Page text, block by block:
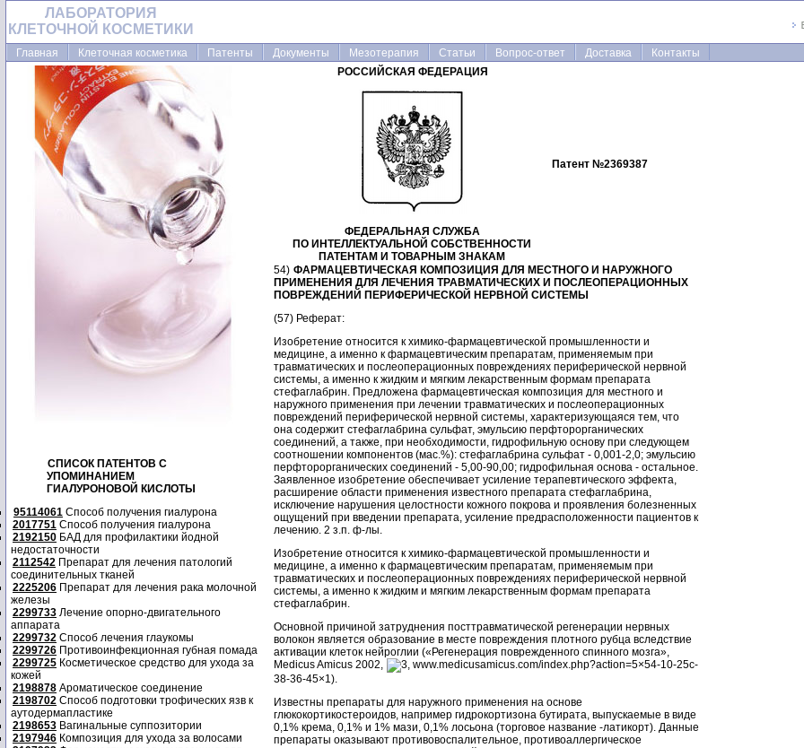
ЛАБОРАТОРИЯ
КЛЕТОЧНОЙ КОСМЕТИКИ
Главная Клеточная косметика Патенты Документы Мезотерапия Статьи Вопрос-ответ Доставка Контакты
СПИСОК ПАТЕНТОВ С
УПОМИНАНИЕМ
ГИАЛУРОНОВОЙ КИСЛОТЫ
95114061 Способ получения гиалурона
2017751 Способ получения гиалурона
2192150 БАД для профилактики йодной
недостаточности
2112542 Препарат для лечения патологий
соединительных тканей
2225206 Препарат для лечения рака молочной
железы
2299733 Лечение опорно-двигательного
аппарата
2299732 Способ лечения глаукомы
2299726 Противоинфекционная губная помада
2299725 Косметическое средство для ухода за
кожей
2198878 Ароматическое соединение
2198702 Способ подготовки трофических язв к
аутодермапластике
2198653 Вагинальные суппозитории
2197946 Композиция для ухода за волосами
РОССИЙСКАЯ ФЕДЕРАЦИЯ
ФЕДЕРАЛЬНАЯ СЛУЖБА
ПО ИНТЕЛЛЕКТУАЛЬНОЙ СОБСТВЕННОСТИ
ПАТЕНТАМ И ТОВАРНЫМ ЗНАКАМ
Патент №2369387
54) ФАРМАЦЕВТИЧЕСКАЯ КОМПОЗИЦИЯ ДЛЯ МЕСТНОГО И НАРУЖНОГО
ПРИМЕНЕНИЯ ДЛЯ ЛЕЧЕНИЯ ТРАВМАТИЧЕСКИХ И ПОСЛЕОПЕРАЦИОННЫХ
ПОВРЕЖДЕНИЙ ПЕРИФЕРИЧЕСКОЙ НЕРВНОЙ СИСТЕМЫ
(57) Реферат:
Изобретение относится к химико-фармацевтической промышленности и
медицине, а именно к фармацевтическим препаратам, применяемым при
травматических и послеоперационных повреждениях периферической нервной
системы, а именно к жидким и мягким лекарственным формам препарата
стефаглабрин. Предложена фармацевтическая композиция для местного и
наружного применения при лечении травматических и послеоперационных
повреждений периферической нервной системы, характеризующаяся тем, что
она содержит стефаглабрина сульфат, эмульсию перфторорганических
соединений, а также, при необходимости, гидрофильную основу при следующем
соотношении компонентов (мас.%): стефаглабрина сульфат - 0,001-2,0; эмульсию
перфторорганических соединений - 5,00-90,00; гидрофильная основа - остальное.
Заявленное изобретение обеспечивает усиление терапевтического эффекта,
расширение области применения известного препарата стефаглабрина,
исключение нарушения целостности кожного покрова и проявления болезненных
ощущений при введении препарата, усиление предрасположенности пациентов к
лечению. 2 з.п. ф-лы.
Изобретение относится к химико-фармацевтической промышленности и
медицине, а именно к фармацевтическим препаратам, применяемым при
травматических и послеоперационных повреждениях периферической нервной
системы, а именно к жидким и мягким лекарственным формам препарата
стефаглабрин.
Основной причиной затруднения посттравматической регенерации нервных
волокон является образование в месте повреждения плотного рубца вследствие
активации клеток нейроглии («Регенерация поврежденного спинного мозга»,
Medicus Amicus 2002,
3, www.medicusamicus.com/index.php?action=5×54-10-25c-
38-36-45×1).
Известны препараты для наружного применения на основе
глюкокортикостероидов, например гидрокортизона бутирата, выпускаемые в виде
0,1% крема, 0,1% и 1% мази, 0,1% лосьона (торговое название -латикорт). Данные
препараты оказывают противовоспалительное, противоаллергическое